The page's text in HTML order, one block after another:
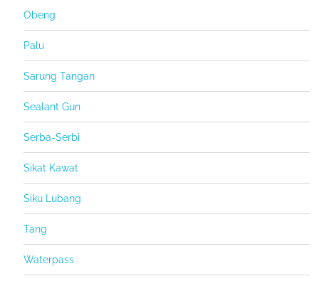
Obeng
Palu
Sarung Tangan
Sealant Gun
Serba-Serbi
Sikat Kawat
Siku Lubang
Tang
Waterpass